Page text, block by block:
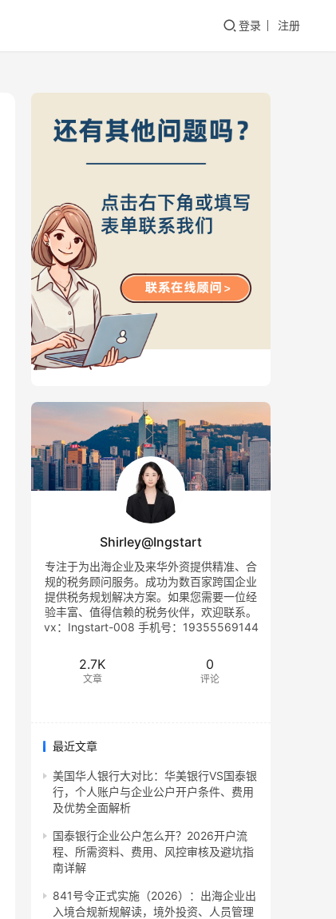
登录 注册
Shirley@Ingstart
专注于为出海企业及来华外资提供精准、合
规的税务顾问服务。成功为数百家跨国企业
提供税务规划解决方案。如果您需要一位经
验丰富、值得信赖的税务伙伴，欢迎联系。
vx：Ingstart-008 手机号：19355569144
2.7K
文章
0
评论
最近文章
美国华人银行大对比：华美银行VS国泰银
行，个人账户与企业公户开户条件、费用
及优势全面解析
国泰银行企业公户怎么开？2026开户流
程、所需资料、费用、风控审核及避坑指
南详解
841号令正式实施（2026）：出海企业出
入境合规新规解读，境外投资、人员管理